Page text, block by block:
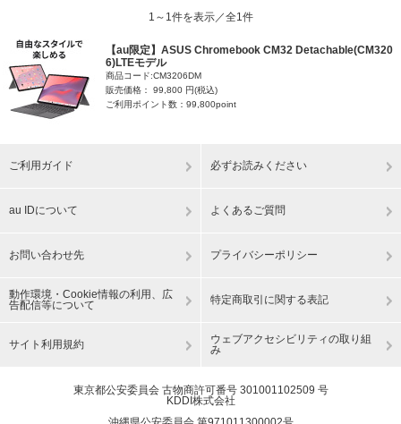
1～1件を表示／全1件
【au限定】ASUS Chromebook CM32 Detachable(CM320
6)LTEモデル
商品コード:CM3206DM
販売価格： 99,800 円(税込)
ご利用ポイント数：99,800point
ご利用ガイド 必ずお読みください
au IDについて よくあるご質問
お問い合わせ先 プライバシーポリシー
動作環境・Cookie情報の利用、広
告配信等について
特定商取引に関する表記
サイト利用規約
ウェブアクセシビリティの取り組
み
東京都公安委員会 古物商許可番号 301001102509 号
KDDI株式会社